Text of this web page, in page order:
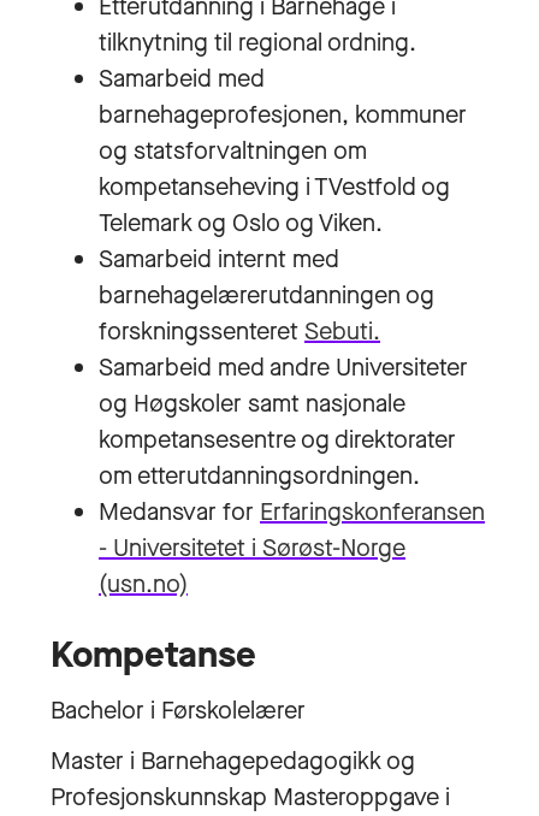
Etterutdanning i Barnehage i
tilknytning til regional ordning.
Samarbeid med
barnehageprofesjonen, kommuner
og statsforvaltningen om
kompetanseheving i TVestfold og
Telemark og Oslo og Viken.
Samarbeid internt med
barnehagelærerutdanningen og
forskningssenteretSebuti.
Samarbeid med andre Universiteter
og Høgskoler samt nasjonale
kompetansesentre og direktorater
om etterutdanningsordningen.
Medansvar for Erfaringskonferansen
- Universitetet i Sørøst-Norge
(usn.no)
Kompetanse
Bachelor i Førskolelærer
Master i Barnehagepedagogikk og
Profesjonskunnskap Masteroppgave i